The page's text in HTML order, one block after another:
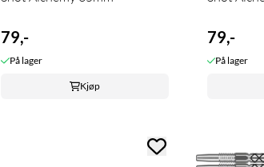
79,-
På lager
Kjøp
79,-
På lager